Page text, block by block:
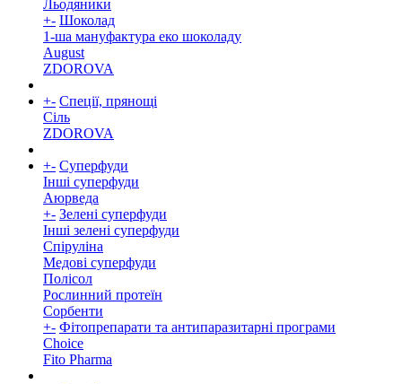
Льодяники
+- Шоколад
1-ша мануфактура еко шоколаду
August
ZDOROVA
+- Спеції, прянощі
Cіль
ZDOROVA
+- Суперфуди
Інші суперфуди
Аюрведа
+- Зелені суперфуди
Інші зелені суперфуди
Спіруліна
Медові суперфуди
Полісол
Рослинний протеїн
Сорбенти
+- Фітопрепарати та антипаразитарні програми
Choice
Fito Pharma